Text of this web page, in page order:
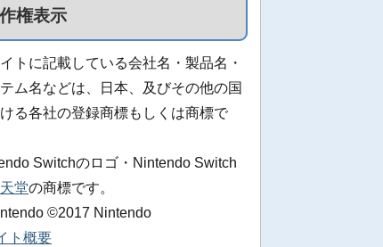
権表示
トに記載している会社名・製品名・
ム名などは、日本、及びその他の国
る各社の登録商標もしくは商標で
Switchのロゴ・Nintendo Switch
堂の商標です。
©2017 Nintendo
ト概要